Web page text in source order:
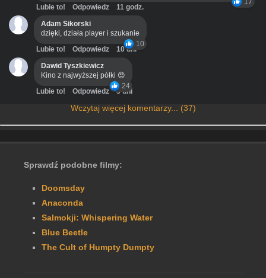
17
Lubie to! Odpowiedz
11 godz.
Adam Sikorski
dzięki, działa player i szukanie
10
Lubie to! Odpowiedz
10 dni
Dawid Tyszkiewicz
Kino z najwyższej półki 😍
24
Lubie to! Odpowiedz 3 dni
Wczytaj więcej komentarzy... (37)
Sprawdź podobne filmy:
Doomsday
Anaconda
Salmokji: Whispering Water
Blue Beetle
The Cult of Humpty Dumpty